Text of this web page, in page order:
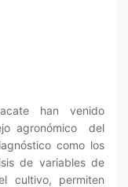
han venido
agronómico del
como los
de variables de
cultivo, permiten